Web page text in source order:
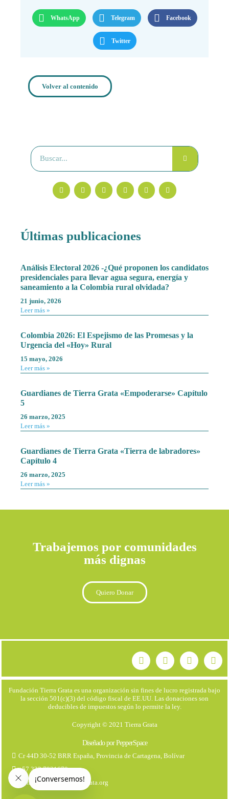
WhatsApp Telegram Facebook
Twitter
Volver al contenido
Últimas publicaciones
Análisis Electoral 2026 -¿Qué proponen los candidatos
presidenciales para llevar agua segura, energía y
saneamiento a la Colombia rural olvidada?
21 junio, 2026
Leer más »
Colombia 2026: El Espejismo de las Promesas y la
Urgencia del «Hoy» Rural
15 mayo, 2026
Leer más »
Guardianes de Tierra Grata «Empoderarse» Capítulo
5
26 marzo, 2025
Leer más »
Guardianes de Tierra Grata «Tierra de labradores»
Capítulo 4
26 marzo, 2025
Leer más »
Trabajemos por comunidades
más dignas
Quiero Donar
Fundación Tierra Grata es una organización sin fines de lucro registrada bajo
la sección 501(c)(3) del código fiscal de EE.UU. Las donaciones son
deducibles de impuestos según lo permite la ley.
Copyright © 2021 Tierra Grata
Diseñado por PepperSpace
Cr 44D 30-52 BRR España, Provincia de Cartagena, Bolívar
+57 323 7931670
comunicaciones@tierragrata.org